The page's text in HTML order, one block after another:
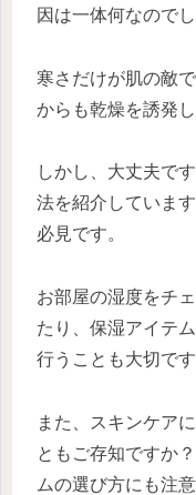
因は一体何なので
寒さだけが肌の敵
からも乾燥を誘発
しかし、大丈夫で
法を紹介していま
必見です。
お部屋の湿度をチ
たり、保湿アイテ
行うことも大切です
また、スキンケア
ともご存知ですか
ムの選び方にも注